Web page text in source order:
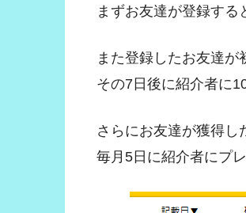
まずお友達が登録する
また登録したお友達が
その7日後に紹介者に
さらにお友達が獲得し
毎月5日に紹介者にプ